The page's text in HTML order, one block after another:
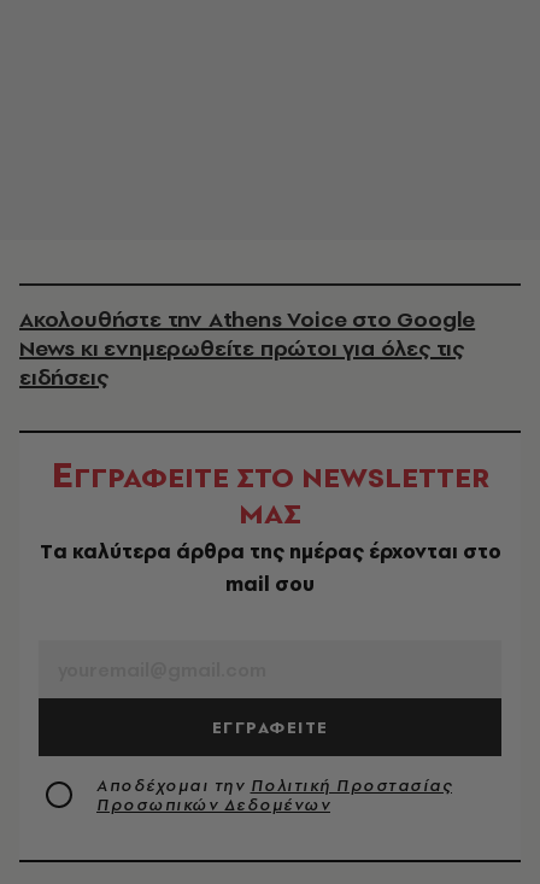
Ακολουθήστε την Athens Voice στο Google
News κι ενημερωθείτε πρώτοι για όλες τις
ειδήσεις
ΕΓΓΡΑΦΕΙΤΕ ΣΤΟ NEWSLETTER
ΜΑΣ
Tα καλύτερα άρθρα της ημέρας έρχονται στο
mail σου
ΕΓΓΡΑΦΕΙΤΕ
Αποδέχομαι την Πολιτική Προστασίας
Προσωπικών Δεδομένων